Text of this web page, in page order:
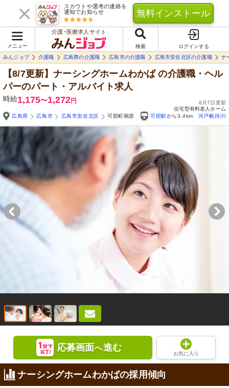
スカウトや選考の連絡を
通知でお知らせ
無料インストール
メニュー
介護･医療求人サイト
検索
ログインする
みんジョブ
介護職 広島県の介護職 広島市の介護職 広島市安佐北区の介護職 ナ
【8/7更新】ナーシングホームわかばの介護職・ヘル
パーのパート・アルバイト求人
時給1,175〜1,272円
8月7日更新
住宅型有料老人ホーム
広島県
広島市 広島市安佐北区 可部町桐原 可部駅から3.4km 河戸帆待川
応募画面へ進む
お気に入り
ナーシングホームわかばの採用傾向